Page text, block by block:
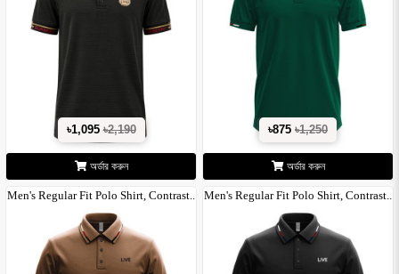
৳1,095৳2,190
অর্ডার করুন
৳875 ৳1,250
অর্ডার করুন
Men's Regular Fit Polo Shirt, Contrast.. Men's Regular Fit Polo Shirt, Contrast..